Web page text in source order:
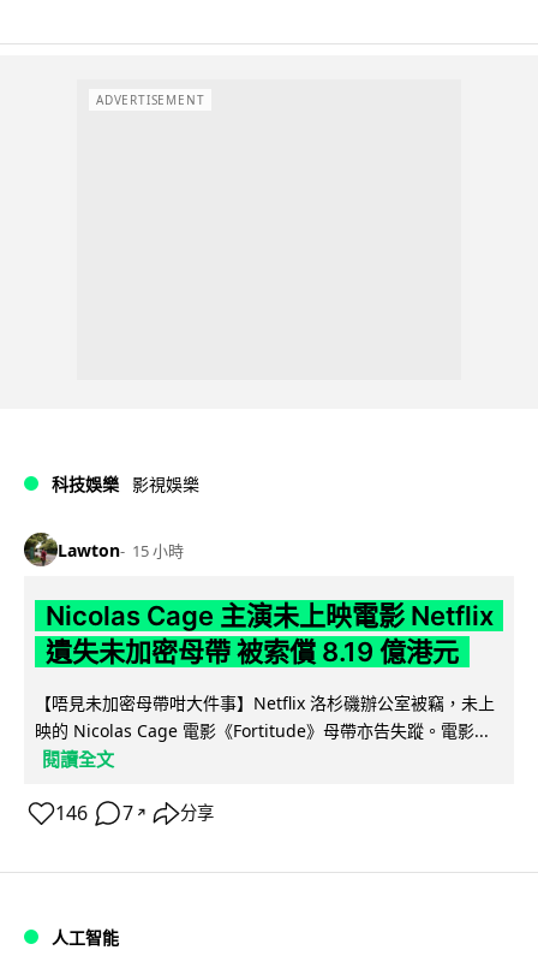
ADVERTISEMENT
科技娛樂 影視娛樂
Lawton 15 小時
Nicolas Cage 主演未上映電影 Netflix
遺失未加密母帶 被索償 8.19 億港元
【唔見未加密母帶咁大件事】Netflix 洛杉磯辦公室被竊，未上
映的 Nicolas Cage 電影《Fortitude》母帶亦告失蹤。電影...
閱讀全文
146 7 ↗ 分享
人工智能